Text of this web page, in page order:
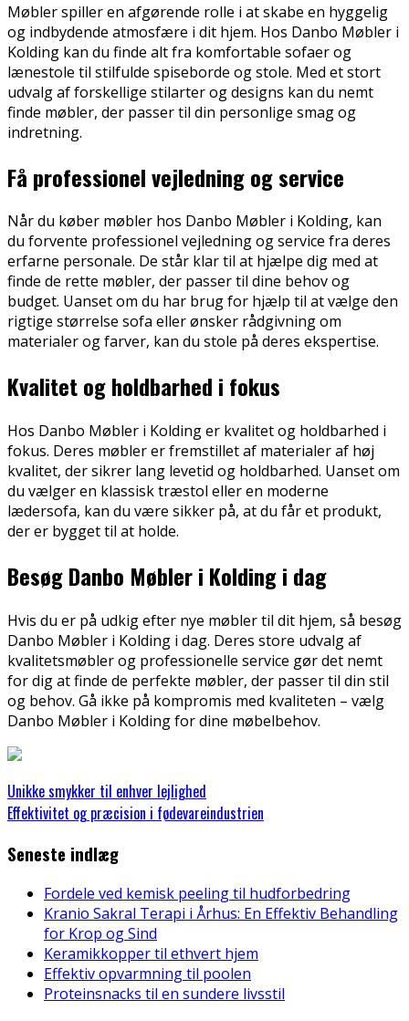
Møbler spiller en afgørende rolle i at skabe en hyggelig
og indbydende atmosfære i dit hjem. Hos Danbo Møbler i
Kolding kan du finde alt fra komfortable sofaer og
lænestole til stilfulde spiseborde og stole. Med et stort
udvalg af forskellige stilarter og designs kan du nemt
finde møbler, der passer til din personlige smag og
indretning.
Få professionel vejledning og service
Når du køber møbler hos Danbo Møbler i Kolding, kan
du forvente professionel vejledning og service fra deres
erfarne personale. De står klar til at hjælpe dig med at
finde de rette møbler, der passer til dine behov og
budget. Uanset om du har brug for hjælp til at vælge den
rigtige størrelse sofa eller ønsker rådgivning om
materialer og farver, kan du stole på deres ekspertise.
Kvalitet og holdbarhed i fokus
Hos Danbo Møbler i Kolding er kvalitet og holdbarhed i
fokus. Deres møbler er fremstillet af materialer af høj
kvalitet, der sikrer lang levetid og holdbarhed. Uanset om
du vælger en klassisk træstol eller en moderne
lædersofa, kan du være sikker på, at du får et produkt,
der er bygget til at holde.
Besøg Danbo Møbler i Kolding i dag
Hvis du er på udkig efter nye møbler til dit hjem, så besøg
Danbo Møbler i Kolding i dag. Deres store udvalg af
kvalitetsmøbler og professionelle service gør det nemt
for dig at finde de perfekte møbler, der passer til din stil
og behov. Gå ikke på kompromis med kvaliteten – vælg
Danbo Møbler i Kolding for dine møbelbehov.
Unikke smykker til enhver lejlighed
Effektivitet og præcision i fødevareindustrien
Seneste indlæg
Fordele ved kemisk peeling til hudforbedring
Kranio Sakral Terapi i Århus: En Effektiv Behandling
for Krop og Sind
Keramikkopper til ethvert hjem
Effektiv opvarmning til poolen
Proteinsnacks til en sundere livsstil